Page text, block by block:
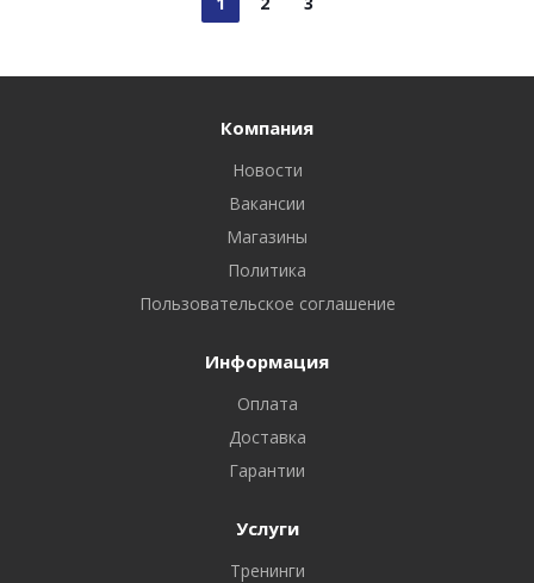
Компания
Новости
Вакансии
Магазины
Политика
Пользовательское соглашение
Информация
Оплата
Доставка
Гарантии
Услуги
Тренинги